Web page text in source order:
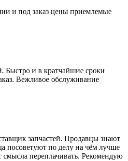
и под заказ цены приемлемые
Быстро и в кратчайшие сроки
Вежливое обслуживание
запчастей. Продавцы знают
посоветуют по делу на чём лучше
смысла переплачивать. Рекомендую